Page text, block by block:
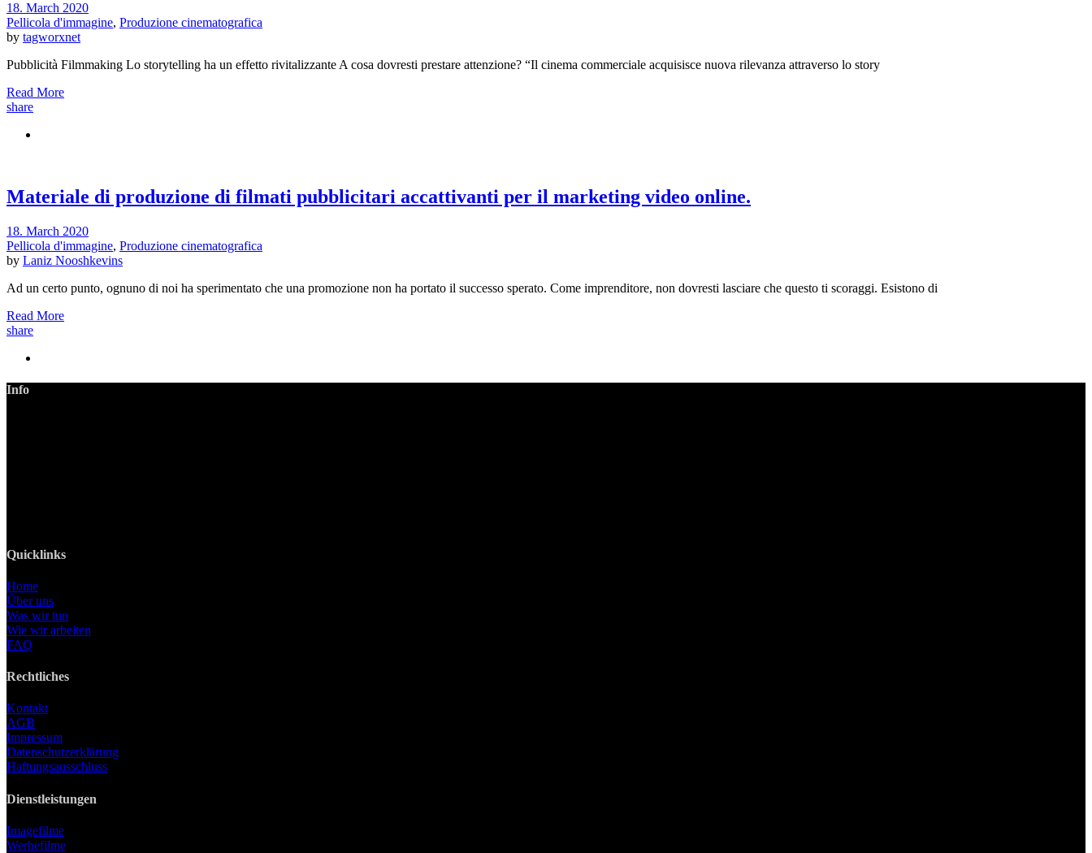
18. March 2020
Pellicola d'immagine, Produzione cinematografica
by tagworxnet
Pubblicità Filmmaking Lo storytelling ha un effetto rivitalizzante A cosa dovresti prestare attenzione? “Il cinema commerciale acquisisce nuova rilevanza attraverso lo story
Read More
share
Materiale di produzione di filmati pubblicitari accattivanti per il marketing video online.
18. March 2020
Pellicola d'immagine, Produzione cinematografica
by Laniz Nooshkevins
Ad un certo punto, ognuno di noi ha sperimentato che una promozione non ha portato il successo sperato. Come imprenditore, non dovresti lasciare che questo ti scoraggi. Esistono di
Read More
share
Info
Quicklinks
Home
Über uns
Was wir tun
Wie wir arbeiten
FAQ
Rechtliches
Kontakt
AGB
Impressum
Datenschutzerklärung
Haftungsausschluss
Dienstleistungen
Imagefilme
Werbefilme